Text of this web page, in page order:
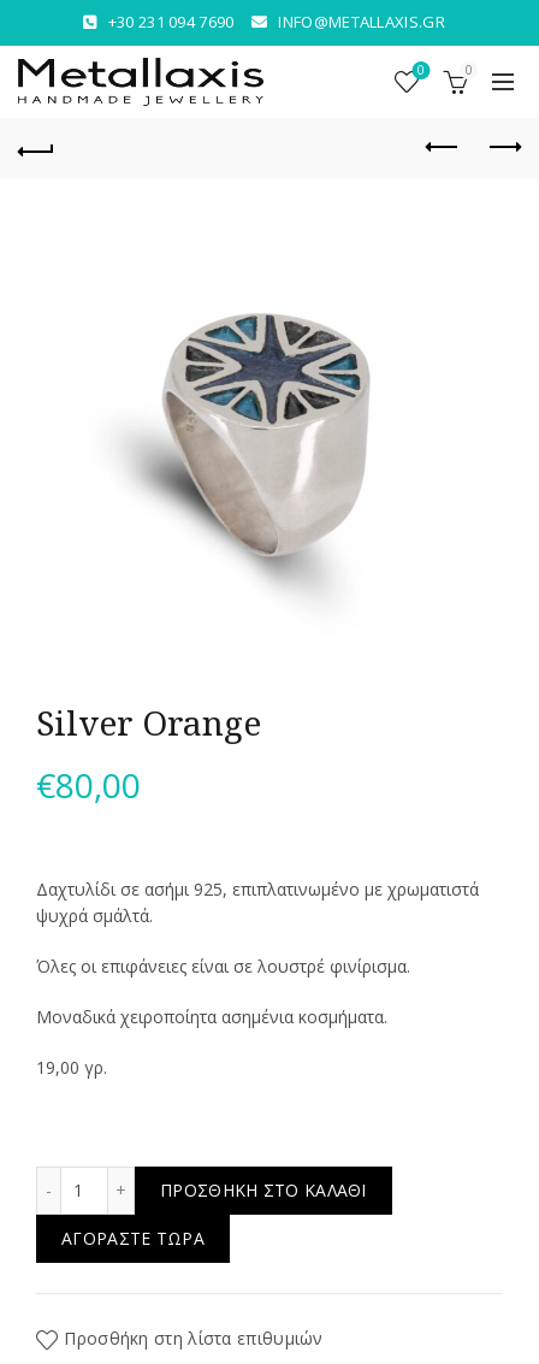
+30 231 094 7690 INFO@METALLAXIS.GR
0 0
Silver Orange
€80,00
Δαχτυλίδι σε ασήμι 925, επιπλατινωμένο με χρωματιστά
ψυχρά σμάλτά.
Όλες οι επιφάνειες είναι σε λουστρέ φινίρισμα.
Μοναδικά χειροποίητα ασημένια κοσμήματα.
19,00 γρ.
ΠΡΟΣΘΉΚΗ ΣΤΟ ΚΑΛΆΘΙ
ΑΓΟΡΆΣΤΕ ΤΏΡΑ
Προσθήκη στη λίστα επιθυμιών